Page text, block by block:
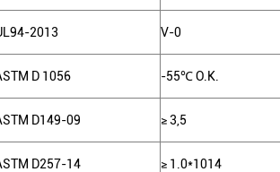
2013 V-0
D 1056 -55℃O.K.
D149-09 ≥ 3,5
D257-14 ≥ 1.0*1014